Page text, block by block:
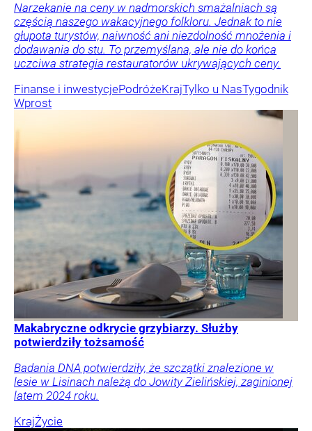
Narzekanie na ceny w nadmorskich smażalniach są
częścią naszego wakacyjnego folkloru. Jednak to nie
głupota turystów, naiwność ani niezdolność mnożenia i
dodawania do stu. To przemyślana, ale nie do końca
uczciwa strategia restauratorów ukrywających ceny.
Finanse i inwestycjePodróżeKrajTylko u NasTygodnik
Wprost
Makabryczne odkrycie grzybiarzy. Służby
potwierdziły tożsamość
Badania DNA potwierdziły, że szczątki znalezione w
lesie w Lisinach należą do Jowity Zielińskiej, zaginionej
latem 2024 roku.
KrajŻycie